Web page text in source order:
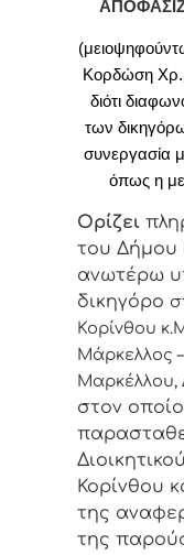
Κορδώση
διότι
των
συνεργασία
όπως η
Ορίζει
του Δήμου
ανωτέρω
δικηγόρο
Κορίνθου
Μάρκελλος
Μαρκέλλου,
στον
Κορίνθου
της
της